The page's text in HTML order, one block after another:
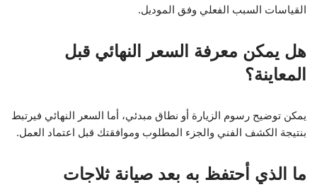
القياسات السبب الفعلي وفق الموديل.
هل يمكن معرفة السعر النهائي قبل
المعاينة؟
يمكن توضيح رسوم الزيارة أو نطاق مبدئي، أما السعر النهائي فيرتبط
بنتيجة الكشف الفني والجزء المطلوب وموافقتك قبل اعتماد العمل.
ما الذي أحتفظ به بعد صيانة ثلاجات